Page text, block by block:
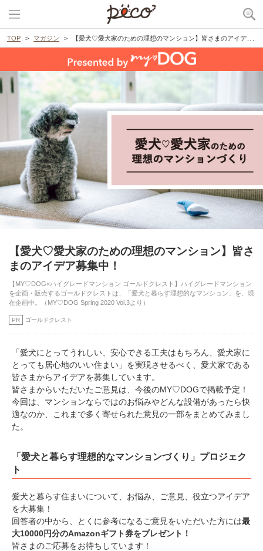
TOP マガジン 【愛犬♡愛犬家のための理想のマンション】皆さまのアイデア募集中！
【愛犬♡愛犬家のための理想のマンション】皆さ
まのアイデア募集中！
【MY♡DOG×ハイグレードマンション ゴールドクレスト】ハイグレードマンション
を企画・販売するゴールドクレストは、「愛犬と暮らす理想的なマンション」を、現
在企画中。（MY♡DOG Spring 2020 Vol.3より）
PR ゴールドクレスト
「愛犬にとってうれしい、安心できる工夫はもちろん、愛犬家に
とっても居心地のいい住まい」を実現させるべく、愛犬家である
皆さまからアイデアを募集しています。
皆さまからいただいたご意見は、今後のMY♡DOGで掲載予定！
今回は、マンションならではのお悩みやどんな設備があったら快
適なのか、これまで多く寄せられた意見の一部をまとめてみまし
た。
「愛犬と暮らす理想的なマンションづくり」プロジェク
ト
愛犬と暮らす住まいについて、お悩み、ご意見、役立つアイデア
を大募集！
回答者の中から、とくに参考になるご意見をいただいた方には最
大10000円分のAmazonギフト券をプレゼント！
皆さまのご応募をお待ちしています！